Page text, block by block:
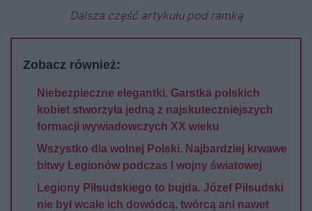
Dalsza część artykułu pod ramką
Zobacz również:
Niebezpieczne elegantki. Garstka polskich
kobiet stworzyła jedną z najskuteczniejszych
formacji wywiadowczych XX wieku
Wszystko dla wolnej Polski. Najbardziej krwawe
bitwy Legionów podczas I wojny światowej
Legiony Piłsudskiego to bujda. Józef Piłsudski
nie był wcale ich dowódcą, twórcą ani nawet